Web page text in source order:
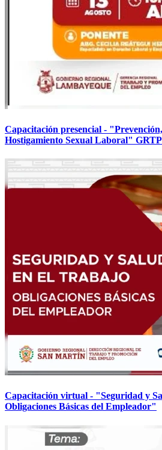
Capacitación presencial -
Hostigamiento Sexual Laboral"
Capacitación virtual - "Seguridad y
Obligaciones Básicas del Empleador"